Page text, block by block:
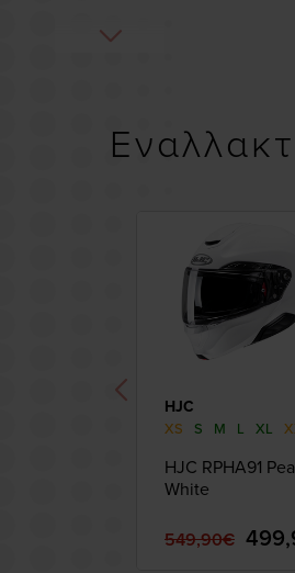
HJC
XS S M L XL
HJC RPHA91
White
549,90€